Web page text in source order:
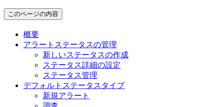
このページの内容
概要
アラートステータスの管理
新しいステータスの作成
ステータス詳細の設定
ステータス管理
デフォルトステータスタイプ
新規アラート